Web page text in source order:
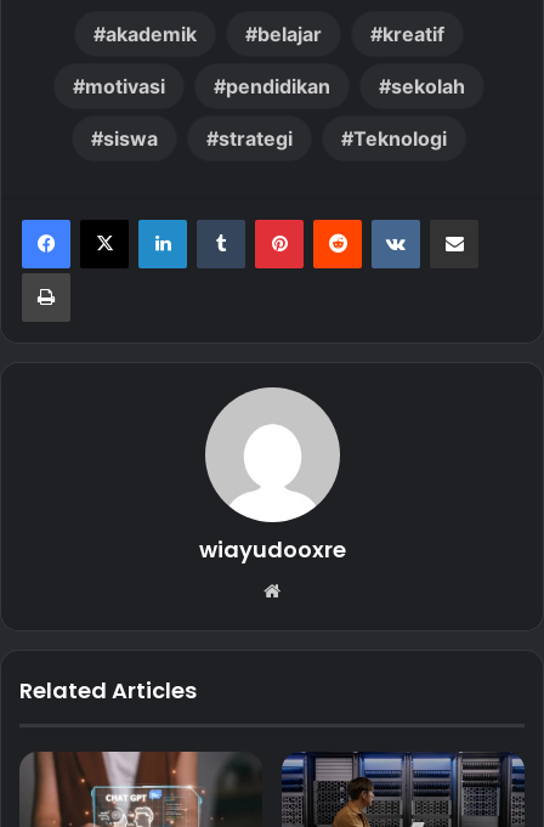
akademik belajar kreatif
motivasi pendidikan sekolah
siswa strategi Teknologi
LinkedInTumblr PinterestReddit VKontakte
Print
wiayudooxre
Related Articles